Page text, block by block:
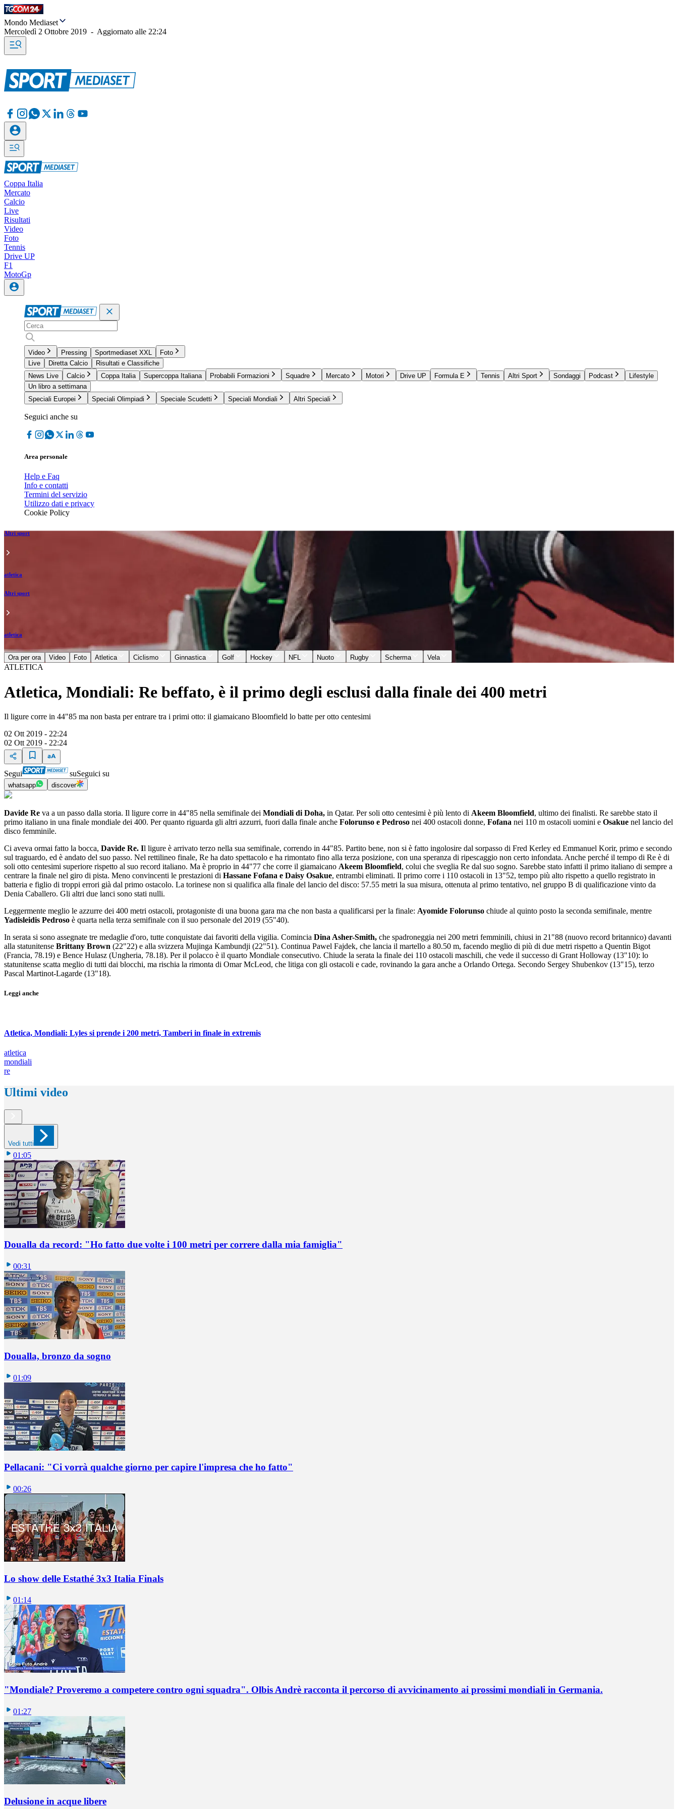
Mondo Mediaset
Mercoledì 2 Ottobre 2019 - Aggiornato alle 22:24
Coppa Italia
Mercato
Calcio
Live
Risultati
Video
Foto
Tennis
Drive UP
F1
MotoGp
Video Pressing Sportmediaset XXL
Foto
Live
Diretta Calcio
Risultati e Classifiche
News Live
Calcio Coppa Italia Supercoppa Italiana Probabili Formazioni Squadre Mercato Motori Drive UP Formula E Tennis Altri Sport Sondaggi Podcast
Lifestyle
Un libro a settimana
Speciali Europei
Speciali Olimpiadi Speciale Scudetti Speciali Mondiali Altri Speciali
Seguici anche su
Area personale
Help e Faq
Info e contatti
Termini del servizio
Utilizzo dati e privacy
Cookie Policy
Altri sport
atletica
Altri sport
atletica
Ora per ora Video Foto Atletica Ciclismo Ginnastica Golf Hockey NFL Nuoto Rugby Scherma Vela
ATLETICA
Atletica, Mondiali: Re beffato, è il primo degli esclusi dalla finale dei 400 metri
Il ligure corre in 44"85 ma non basta per entrare tra i primi otto: il giamaicano Bloomfield lo batte per otto centesimi
02 Ott 2019 - 22:24
02 Ott 2019 - 22:24
Segui suSeguici su
whatsapp discover
Davide Re va a un passo dalla storia. Il ligure corre in 44"85 nella semifinale dei Mondiali di Doha, in Qatar. Per soli otto centesimi è più lento di Akeem Bloomfield, ultimo dei finalisti. Re sarebbe stato il
primo italiano in una finale mondiale dei 400. Per quanto riguarda gli altri azzurri, fuori dalla finale anche Folorunso e Pedroso nei 400 ostacoli donne, Fofana nei 110 m ostacoli uomini e Osakue nel lancio del
disco femminile.
Ci aveva ormai fatto la bocca, Davide Re. Il ligure è arrivato terzo nella sua semifinale, correndo in 44"85. Partito bene, non si è fatto ingolosire dal sorpasso di Fred Kerley ed Emmanuel Korir, primo e secondo
sul traguardo, ed è andato del suo passo. Nel rettilineo finale, Re ha dato spettacolo e ha rimontato fino alla terza posizione, con una speranza di ripescaggio non certo infondata. Anche perché il tempo di Re è di
soli otto centesimi superiore rispetto al suo record italiano. Ma è proprio in 44"77 che corre il giamaicano Akeem Bloomfield, colui che sveglia Re dal suo sogno. Sarebbe stato infatti il primo italiano di sempre a
centrare la finale nel giro di pista. Meno convincenti le prestazioni di Hassane Fofana e Daisy Osakue, entrambi eliminati. Il primo corre i 110 ostacoli in 13"52, tempo più alto rispetto a quello registrato in
batteria e figlio di troppi errori già dal primo ostacolo. La torinese non si qualifica alla finale del lancio del disco: 57.55 metri la sua misura, ottenuta al primo tentativo, nel gruppo B di qualificazione vinto da
Denia Caballero. Gli altri due lanci sono stati nulli.
Leggermente meglio le azzurre dei 400 metri ostacoli, protagoniste di una buona gara ma che non basta a qualificarsi per la finale: Ayomide Folorunso chiude al quinto posto la seconda semifinale, mentre
Yadisleidis Pedroso è quarta nella terza semifinale con il suo personale del 2019 (55"40).
In serata si sono assegnate tre medaglie d'oro, tutte conquistate dai favoriti della vigilia. Comincia Dina Asher-Smith, che spadroneggia nei 200 metri femminili, chiusi in 21"88 (nuovo record britannico) davanti
alla statunitense Brittany Brown (22"22) e alla svizzera Mujinga Kambundji (22"51). Continua Pawel Fajdek, che lancia il martello a 80.50 m, facendo meglio di più di due metri rispetto a Quentin Bigot
(Francia, 78.19) e Bence Hulasz (Ungheria, 78.18). Per il polacco è il quarto Mondiale consecutivo. Chiude la serata la finale dei 110 ostacoli maschili, che vede il successo di Grant Holloway (13"10): lo
statunitense scatta meglio di tutti dai blocchi, ma rischia la rimonta di Omar McLeod, che litiga con gli ostacoli e cade, rovinando la gara anche a Orlando Ortega. Secondo Sergey Shubenkov (13"15), terzo
Pascal Martinot-Lagarde (13"18).
Leggi anche
Atletica, Mondiali: Lyles si prende i 200 metri, Tamberi in finale in extremis
atletica
mondiali
re
Ultimi video
Vedi tutti
01:05
Doualla da record: "Ho fatto due volte i 100 metri per correre dalla mia famiglia"
00:31
Doualla, bronzo da sogno
01:09
Pellacani: "Ci vorrà qualche giorno per capire l'impresa che ho fatto"
00:26
Lo show delle Estathé 3x3 Italia Finals
01:14
"Mondiale? Proveremo a competere contro ogni squadra". Olbis Andrè racconta il percorso di avvicinamento ai prossimi mondiali in Germania.
01:27
Delusione in acque libere